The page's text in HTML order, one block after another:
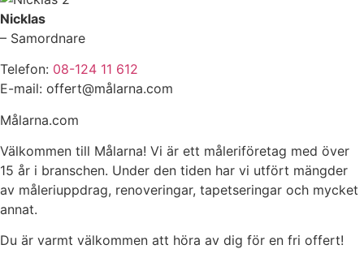
Nicklas
– Samordnare
Telefon: 08-124 11 612
E-mail: offert@målarna.com
Målarna.com
Välkommen till Målarna! Vi är ett måleriföretag med över
15 år i branschen. Under den tiden har vi utfört mängder
av måleriuppdrag, renoveringar, tapetseringar och mycket
annat.
Du är varmt välkommen att höra av dig för en fri offert!